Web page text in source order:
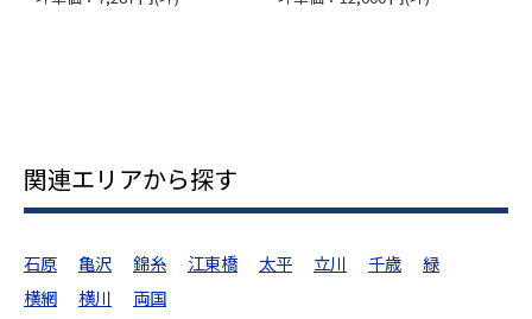
関連エリアから探す
石原 亀沢 錦糸 江東橋 太平 立川 千歳
緑
横網
横川 両国